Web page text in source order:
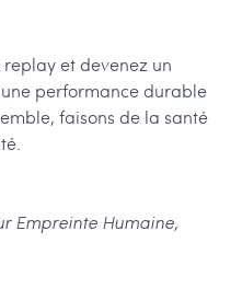
et devenez un
performance durable
faisons de la santé
Empreinte Humaine,